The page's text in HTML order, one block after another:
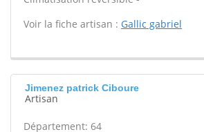
Voir la fiche artisan : Gallic gabriel
Jimenez patrick Ciboure
Artisan
Département: 64